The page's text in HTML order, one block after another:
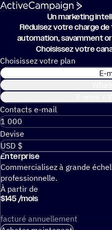
Passer au contenu
Un marke­ting
Réduisez votre charge
automation, savamment
Choisissez votre
Choisissez votre plan
E-
Contacts e-mail
Devise
Enterprise
Commercialisez à grande
professionnelle.
À partir de
$145/mois
facturé annuellement